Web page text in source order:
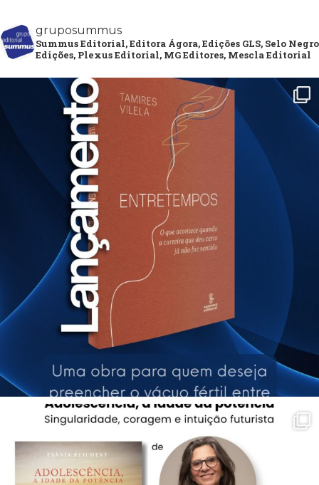
gruposummus
Summus Editorial, Editora Ágora, Edições GLS, Selo Negro
Edições, Plexus Editorial, MG Editores, Mescla Editorial